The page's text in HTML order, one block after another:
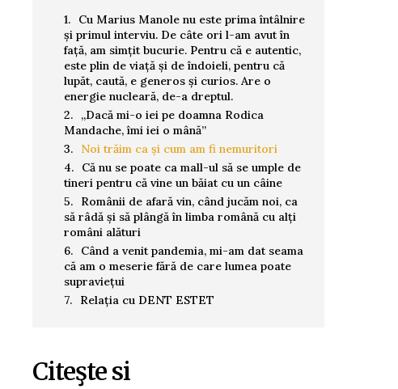
Cu Marius Manole nu este prima întâlnire
și primul interviu. De câte ori l-am avut în
față, am simțit bucurie. Pentru că e autentic,
este plin de viață și de îndoieli, pentru că
lupăt, caută, e generos și curios. Are o
energie nucleară, de-a dreptul.
„Dacă mi-o iei pe doamna Rodica
Mandache, îmi iei o mână”
Noi trăim ca și cum am fi nemuritori
Că nu se poate ca mall-ul să se umple de
tineri pentru că vine un băiat cu un câine
Românii de afară vin, când jucăm noi, ca
să râdă și să plângă în limba română cu alți
români alături
Când a venit pandemia, mi-am dat seama
că am o meserie fără de care lumea poate
supraviețui
Relația cu DENT ESTET
Citeşte si